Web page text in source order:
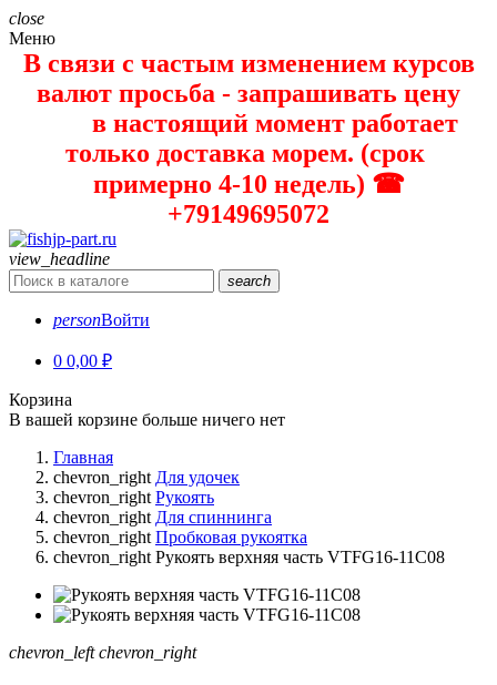
close
Меню
В связи с частым изменением курсов
валют просьба - запрашивать цену
в настоящий момент работает
только доставка морем. (срок
примерно 4-10 недель) ☎
+79149695072
view_headline
search
personВойти
0 0,00 ₽
Корзина
В вашей корзине больше ничего нет
Главная
chevron_right Для удочек
chevron_right Рукоять
chevron_right Для спиннинга
chevron_right Пробковая рукоятка
chevron_right Рукоять верхняя часть VTFG16-11C08
chevron_left chevron_right